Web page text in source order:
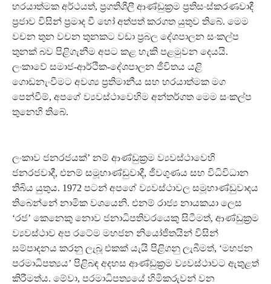
හරයාත්මක අර්ථයත්, ප්‍රගතිශීලී ආණ්ඩුක්‍රම ප්‍රතිසංස්කරණවාදී
ප්‍රජාව විසින් ප්‍රමාද වී හෝ අත්පත් කරගත යුතුව තිබේ. මෙම
වචන තුන වචන තුනකට වඩා ප්‍රබල දේශපාලන සංකල්ප
තුනක් බව පිළිගැනීම අපට කළ හැකි පළමුවන දෙයයි.
ලංකාවේ සමාජ-ආර්ථික-දේශපාලන ජීවිතය යළි
ගොඩනැංවීමට අවශ්‍ය ප්‍රතිමානීය සහ හරයාත්මක මග
පෙන්වීම්, අපගේ ව්‍යවස්ථාවෙහිම අන්තර්ගත මෙම සංකල්ප
තුනෙහි තිබේ.
ලංකාව ජනරජයක්’ නම් ආණ්ඩුක්‍රම ව්‍යවස්ථාවෙහි
ජනරජවාදී, එනම් සමූහාණ්ඩුවාදී, ජීවගුණය සහ විධිවිධාන
තිබිය යුතුය. 1972 පටන් අපගේ ව්‍යවස්ථාවල සමූහාණ්ඩුවාදය
තිබෙන්නේ නාමික වශයෙනි. එනම් රාජ්‍ය නායකයා ලෙස
‘රජ’ කෙනෙකු නොව ජනාධිපතිවරයෙකු සිටීමත්, ආණ්ඩුක්‍රම
ව්‍යවස්ථාව අප රටේම මහජන නියෝජිතයින් විසින්
සම්පාදනය කරනු ලැබූ එකක් යැයි පිළිගනු ලැබීමත්, ‘මහජන
පරමාධිපත්‍යය’ පිළිබඳ අදහස ආණ්ඩුක්‍රම ව්‍යවස්ථාවට ඇතුළත්
කිරීමත්ය. මේවා, පරමාධිපත්‍යයේ හිමිකරුවන් වන